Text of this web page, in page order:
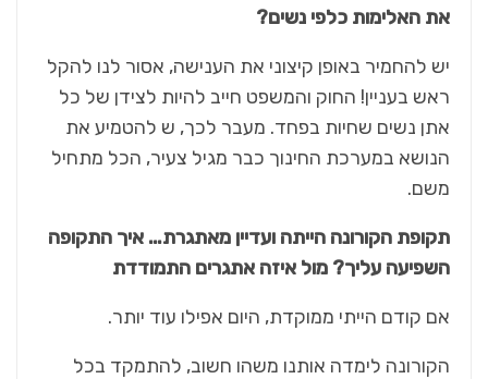
את האלימות כלפי נשים?
יש להחמיר באופן קיצוני את הענישה, אסור לנו להקל
ראש בעניין! החוק והמשפט חייב להיות לצידן של כל
אתן נשים שחיות בפחד. מעבר לכך, ש להטמיע את
הנושא במערכת החינוך כבר מגיל צעיר, הכל מתחיל
משם.
תקופת הקורונה הייתה ועדיין מאתגרת… איך התקופה
השפיעה עליך? מול איזה אתגרים התמודדת
אם קודם הייתי ממוקדת, היום אפילו עוד יותר.
הקורונה לימדה אותנו משהו חשוב, להתמקד בכל